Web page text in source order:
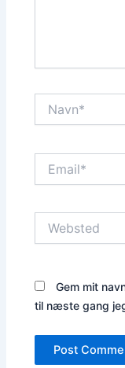
Gem mit
til næste gang